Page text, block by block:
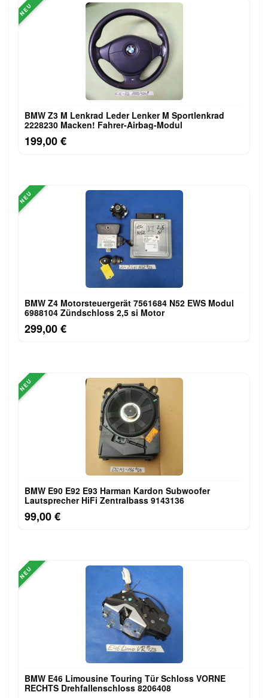
NEU
BMW Z3 M Lenkrad Leder Lenker M Sportlenkrad
2228230 Macken! Fahrer-Airbag-Modul
199,00 €
NEU
BMW Z4 Motorsteuergerät 7561684 N52 EWS Modul
6988104 Zündschloss 2,5 si Motor
299,00 €
NEU
BMW E90 E92 E93 Harman Kardon Subwoofer
Lautsprecher HiFi Zentralbass 9143136
99,00 €
NEU
BMW E46 Limousine Touring Tür Schloss VORNE
RECHTS Drehfallenschloss 8206408